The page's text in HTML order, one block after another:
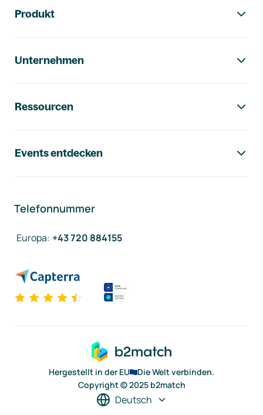
Produkt
Unternehmen
Ressourcen
Events entdecken
Telefonnummer
Europa: +43 720 884155
Hergestellt in der EU
Die Welt verbinden.
Copyright © 2025 b2match
Deutsch